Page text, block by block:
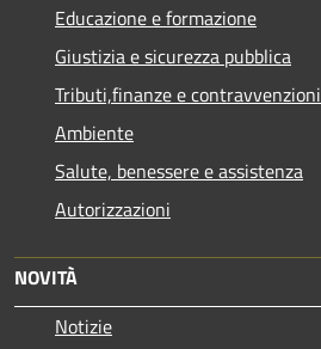
Educazione e formazione
Giustizia e sicurezza pubblica
Tributi,finanze e contravvenzioni
Ambiente
Salute, benessere e assistenza
Autorizzazioni
NOVITÀ
Notizie